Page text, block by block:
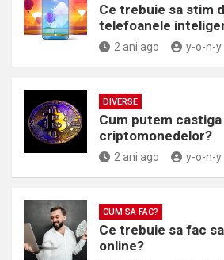
Ce trebuie sa stim
telefoanele
2 ani ago y-o-n-y
DIVERSE
Cum putem
criptomonedelor?
2 ani ago y-o-n-y
CUM SA FAC?
Ce trebuie sa fac
online?